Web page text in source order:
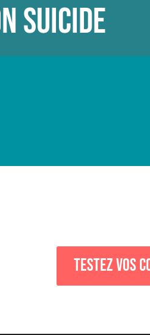
SUICIDE
Testez vos